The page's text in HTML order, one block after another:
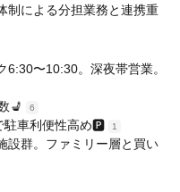
制による分担業務と連携重
〜10:30。深夜帯営業。
💺 6
駐車利便性高め🅿️ 1
設群。ファミリー層と買い